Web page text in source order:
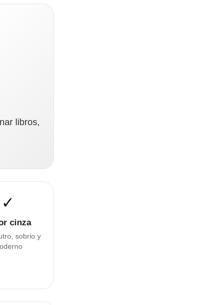
libros,
✓
cinza
sobrio y